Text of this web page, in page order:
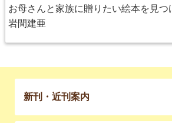
お母さんと家族に贈りたい絵本を見つ
岩間建亜
新刊・近刊案内